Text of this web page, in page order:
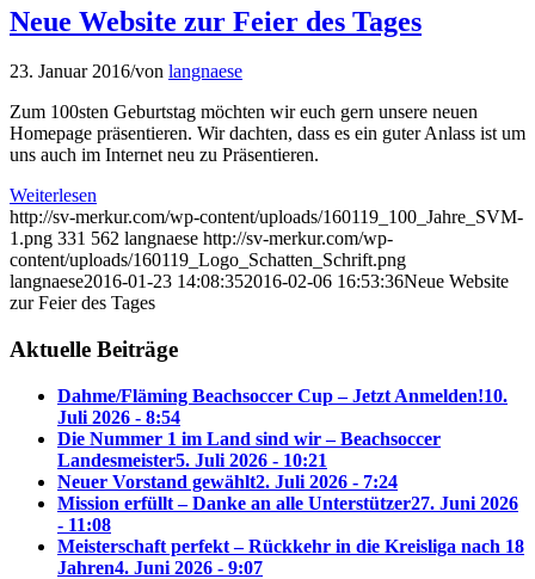
Neue Website zur Feier des Tages
23. Januar 2016/von langnaese
Zum 100sten Geburtstag möchten wir euch gern unsere neuen
Homepage präsentieren. Wir dachten, dass es ein guter Anlass ist um
uns auch im Internet neu zu Präsentieren.
Weiterlesen
http://sv-merkur.com/wp-content/uploads/160119_100_Jahre_SVM-
1.png 331 562 langnaese http://sv-merkur.com/wp-
content/uploads/160119_Logo_Schatten_Schrift.png
langnaese2016-01-23 14:08:352016-02-06 16:53:36Neue Website
zur Feier des Tages
Aktuelle Beiträge
Dahme/Fläming Beachsoccer Cup – Jetzt Anmelden!10.
Juli 2026 - 8:54
Die Nummer 1 im Land sind wir – Beachsoccer
Landesmeister5. Juli 2026 - 10:21
Neuer Vorstand gewählt2. Juli 2026 - 7:24
Mission erfüllt – Danke an alle Unterstützer27. Juni 2026
- 11:08
Meisterschaft perfekt – Rückkehr in die Kreisliga nach 18
Jahren4. Juni 2026 - 9:07